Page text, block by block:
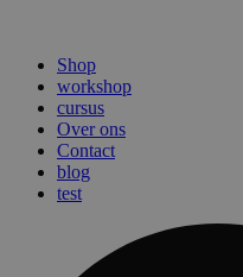
Shop
workshop
cursus
Over ons
Contact
blog
test